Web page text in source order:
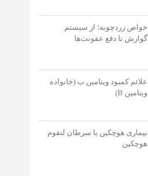
خواص زردچوبه؛ از سیستم
گوارش تا دفع عفونت‌‌ها
علائم کمبود ویتامین ب (خانواده
ویتامین B)
بیماری هوچکین یا سرطان لنفوم
هوچکین